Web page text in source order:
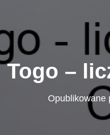
Togo –
Opublikowane